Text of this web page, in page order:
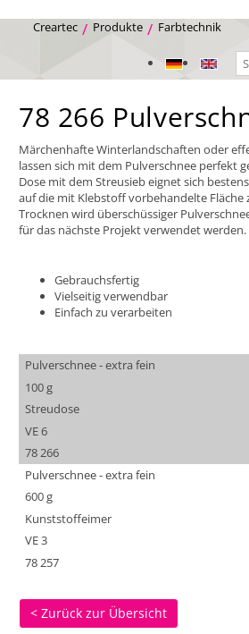
Creartec Produkte Farbtechnik
78 266
Märchenhafte Winterlandschaften oder
lassen sich mit dem Pulverschnee perfekt
Dose mit dem Streusieb eignet sich
auf die mit Klebstoff vorbehandelte Fläche
Trocknen wird überschüssiger
für das nächste Projekt verwendet werden.
Gebrauchsfertig
Vielseitig verwendbar
Einfach zu verarbeiten
Pulverschnee - extra fein
100 g
Streudose
VE 6
78 266
Pulverschnee - extra fein
600 g
Kunststoffeimer
VE 3
78 257
< Zurück zur Übersicht